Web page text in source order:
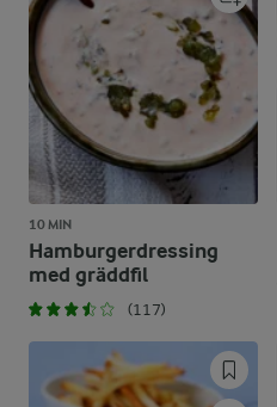
10 MIN
Hamburgerdressing
med gräddfil
(117)